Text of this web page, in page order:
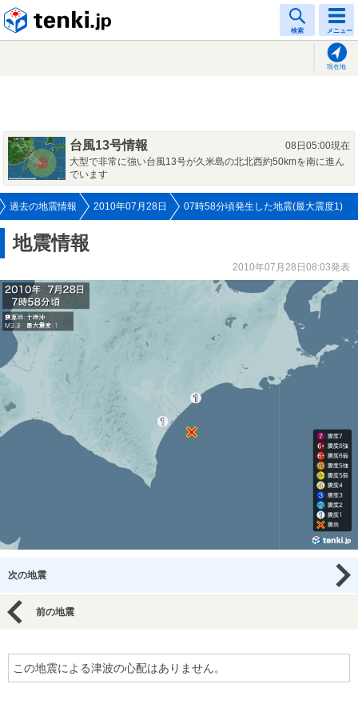
検索 メニュー
現在地
台風13号情報
08日05:00現在
大型で非常に強い台風13号が久米島の北北西約50kmを南に進ん
でいます
過去の地震情報 2010年07月28日 07時58分頃発生した地震(最大震度1)
地震情報
2010年07月28日08:03発表
次の地震
前の地震
この地震による津波の心配はありません。